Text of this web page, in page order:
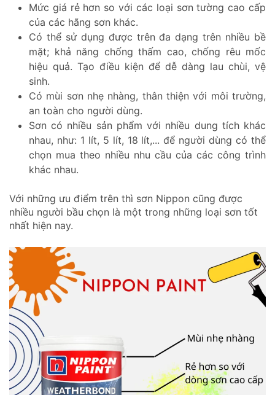
Mức giá rẻ hơn so với các loại sơn tường cao cấp
của các hãng sơn khác.
Có thể sử dụng được trên đa dạng trên nhiều bề
mặt; khả năng chống thấm cao, chống rêu mốc
hiệu quả. Tạo điều kiện để dễ dàng lau chùi, vệ
sinh.
Có mùi sơn nhẹ nhàng, thân thiện với môi trường,
an toàn cho người dùng.
Sơn có nhiều sản phẩm với nhiều dung tích khác
nhau, như: 1 lít, 5 lít, 18 lít,... để người dùng có thể
chọn mua theo nhiều nhu cầu của các công trình
khác nhau.
Với những ưu điểm trên thì sơn Nippon cũng được
nhiều người bầu chọn là một trong những loại sơn tốt
nhất hiện nay.